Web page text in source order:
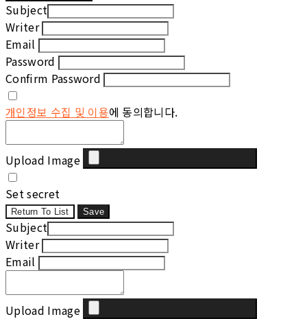
Subject
Writer
Email
Password
Confirm Password
개인정보 수집 및 이용에 동의합니다.
Upload Image
Set secret
Return To List Save
Subject
Writer
Email
Upload Image